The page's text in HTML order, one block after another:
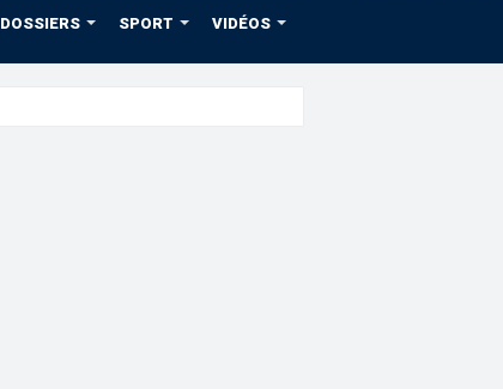
DOSSIERS SPORT VIDÉOS